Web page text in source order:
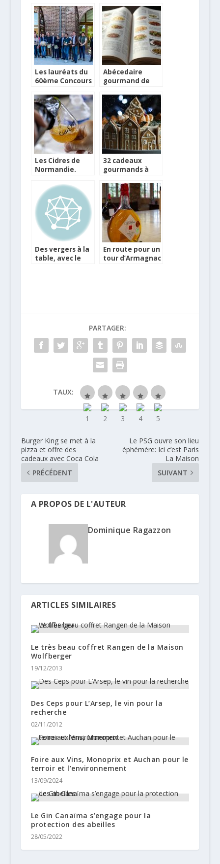
Normandie
Les lauréats du
60ème Concours
Appellations
Normandes
Abécedaire
gourmand de
Les Cidres de
Normandie.
32 cadeaux
gourmands à
Des vergers à la
table, avec le
En route pour un
tour d’Armagnac
PARTAGER:
TAUX:
Burger King se met à la
pizza et offre des
cadeaux avec Coca Cola
PRÉCÉDENT
Le PSG ouvre son lieu
éphémère: Ici c’est Paris
La Maison
SUIVANT
A PROPOS DE L'AUTEUR
Dominique Ragazzon
ARTICLES SIMILAIRES
Le très beau coffret Rangen de la Maison
Wolfberger
19/12/2013
Des Ceps pour L’Arsep, le vin pour la
recherche
02/11/2012
Foire aux Vins, Monoprix et Auchan pour le
terroir et l’environnement
13/09/2024
Le Gin Canaïma s’engage pour la
protection des abeilles
28/05/2022